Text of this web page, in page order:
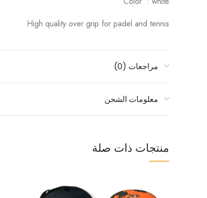
High quality over grip for padel and tennis
مراجعات (0)
معلومات الشحن
منتجات ذات صلة